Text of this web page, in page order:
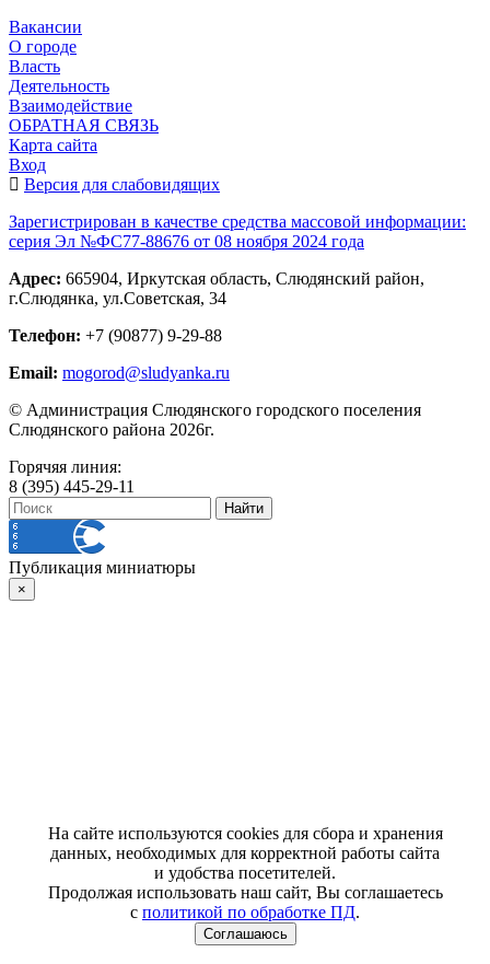
Вакансии
О городе
Власть
Деятельность
Взаимодействие
ОБРАТНАЯ СВЯЗЬ
Карта сайта
Вход
Версия для слабовидящих
Зарегистрирован в качестве средства массовой информации:
серия Эл №ФС77-88676 от 08 ноября 2024 года
Адрес: 665904, Иркутская область, Слюдянский район,
г.Слюдянка, ул.Советская, 34
Телефон: +7 (90877) 9-29-88
Email: mogorod@sludyanka.ru
© Администрация Слюдянского городского поселения
Слюдянского района 2026г.
Горячяя линия:
8 (395) 445-29-11
Публикация миниатюры
×
На сайте используются cookies для сбора и хранения
данных, необходимых для корректной работы сайта
и удобства посетителей.
Продолжая использовать наш сайт, Вы соглашаетесь
с политикой по обработке ПД.
Соглашаюсь